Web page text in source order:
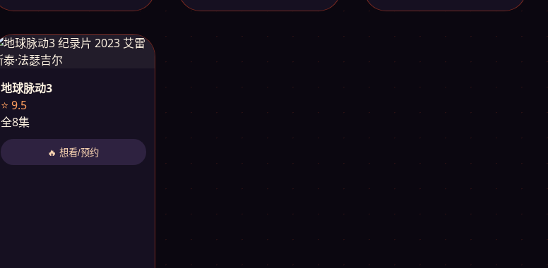
地球脉动3
⭐ 9.5
全8集
🔥 想看/预约